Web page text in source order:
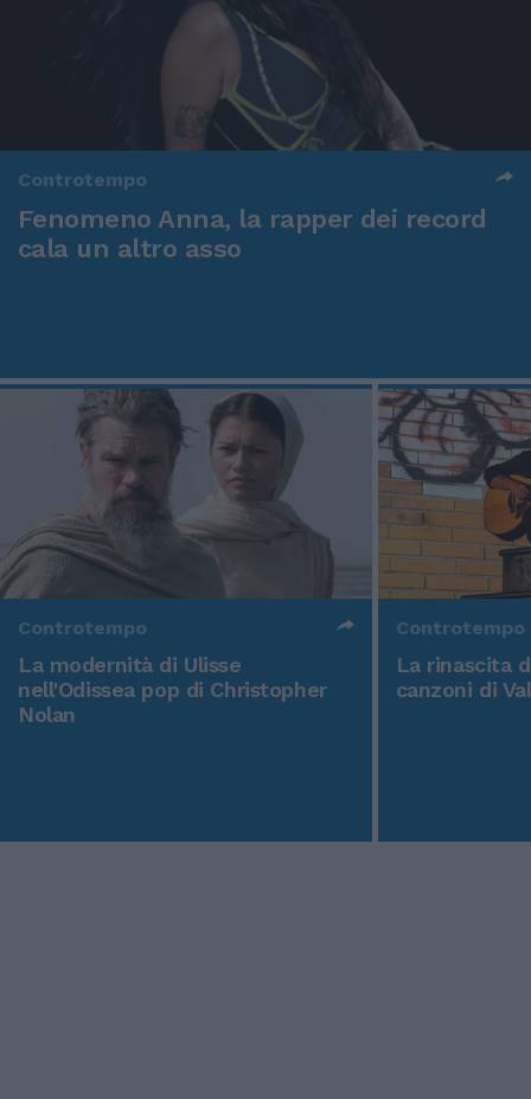
Controtempo
Fenomeno Anna, la rapper dei record
cala un altro asso
Controtempo
La modernità di Ulisse
nell'Odissea pop di Christopher
Nolan
Controtempo
La rinascita
canzoni di